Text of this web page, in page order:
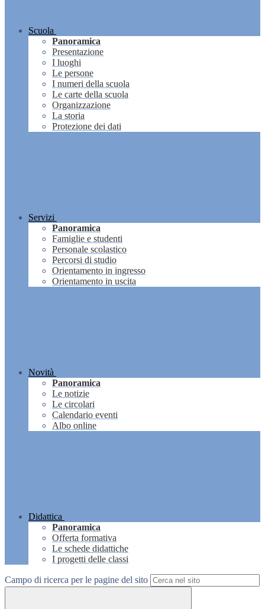
Scuola
Panoramica
Presentazione
I luoghi
Le persone
I numeri della scuola
Le carte della scuola
Organizzazione
La storia
Protezione dei dati
Servizi
Panoramica
Famiglie e studenti
Personale scolastico
Percorsi di studio
Orientamento in ingresso
Orientamento in uscita
Novità
Panoramica
Le notizie
Le circolari
Calendario eventi
Albo online
Didattica
Panoramica
Offerta formativa
Le schede didattiche
I progetti delle classi
Campo di ricerca per le pagine del sito